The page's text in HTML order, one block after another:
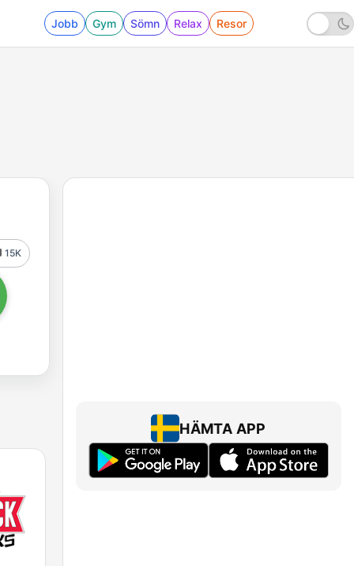
Jobb Gym Sömn Relax Resor
15K
HÄMTA APP